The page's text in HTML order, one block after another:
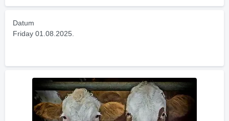
Datum
Friday 01.08.2025.